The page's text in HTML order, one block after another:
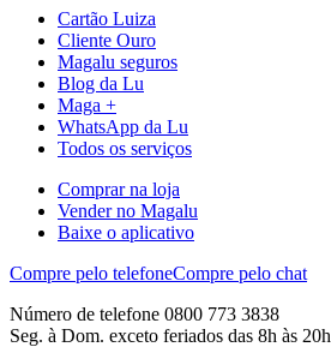
Cartão Luiza
Cliente Ouro
Magalu seguros
Blog da Lu
Maga +
WhatsApp da Lu
Todos os serviços
Comprar na loja
Vender no Magalu
Baixe o aplicativo
Compre pelo telefoneCompre pelo chat
Número de telefone 0800 773 3838
Seg. à Dom. exceto feriados das 8h às 20h